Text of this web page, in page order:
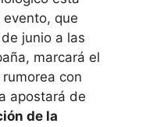
evento, que
junio a las
marcará el
con
apostará de
de la